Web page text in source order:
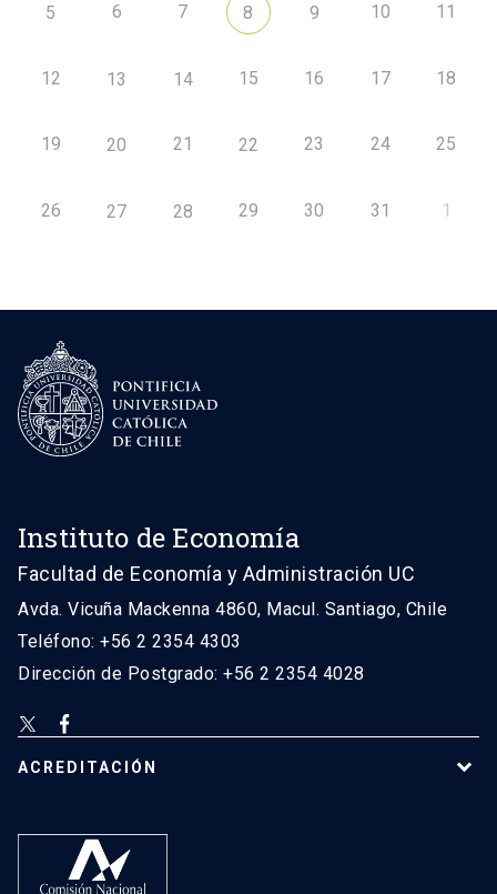
5 6 7 8 9 10 11
12 13 14 15 16 17 18
19 20 21 22 23 24 25
26 27 28 29 30 31 1
Instituto de Economía
Facultad de Economía y Administración UC
Avda. Vicuña Mackenna 4860, Macul. Santiago, Chile
Teléfono: +56 2 2354 4303
Dirección de Postgrado: +56 2 2354 4028
ACREDITACIÓN